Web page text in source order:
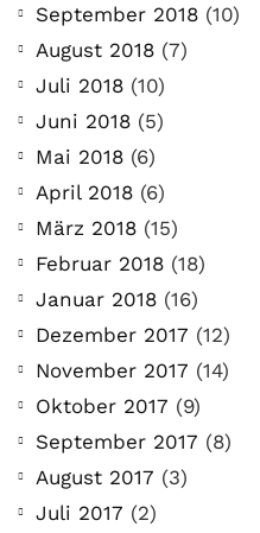
September 2018 (10)
August 2018 (7)
Juli 2018 (10)
Juni 2018 (5)
Mai 2018 (6)
April 2018 (6)
März 2018 (15)
Februar 2018 (18)
Januar 2018 (16)
Dezember 2017 (12)
November 2017 (14)
Oktober 2017 (9)
September 2017 (8)
August 2017 (3)
Juli 2017 (2)